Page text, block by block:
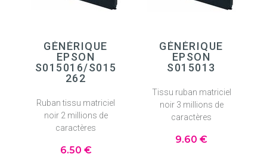
GÉNÉRIQUE
EPSON
S015016/S015
262
Ruban tissu matriciel
noir 2 millions de
caractères
6.50 €
GÉNÉRIQUE
EPSON
S015013
Tissu ruban matriciel
noir 3 millions de
caractères
9.60 €